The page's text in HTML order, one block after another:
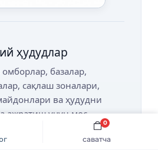
саватча
0
ҳудудлар
базалар,
сақлаш зоналари,
ва ҳудудни
ажратиш учун мос.